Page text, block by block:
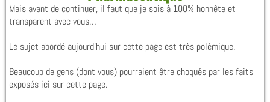
Mais avant de continuer, il faut que je sois à 100% honnête et
transparent avec vous…
Le sujet abordé aujourd’hui sur cette page est très polémique.
Beaucoup de gens (dont vous) pourraient être choqués par les faits
exposés ici sur cette page.